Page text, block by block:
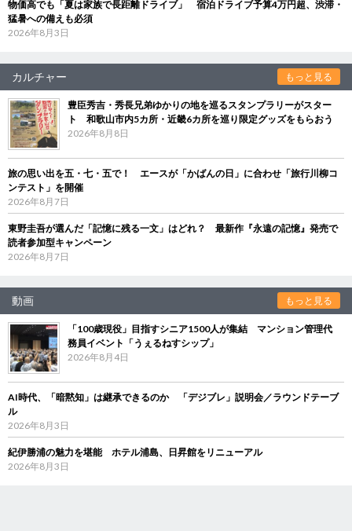
物価高でも「夏は家族で長距離ドライブ」 宿泊ドライブ予算4万円超、渋滞・
猛暑への備えも必須
2026年8月3日
カルチャー もっと見る
豊臣秀吉・秀長兄弟ゆかりの地を巡るスタンプラリーがスター
ト 和歌山市内5カ所・近畿6カ所を巡り限定グッズをもらおう
2026年8月8日
旅の思い出を五・七・五で！ エースが「かばんの日」に合わせ「旅行川柳コ
ンテスト」を開催
2026年8月7日
東野圭吾が選んだ「記憶に残る一文」はどれ？ 最新作『永遠の記憶』発売で
読者参加型キャンペーン
2026年8月7日
動画 もっと見る
「100歳現役」目指すシニア1500人が集結 マンション管理代
務員イベント「うぇるねすシップ」
2026年8月4日
AI時代、「暗黙知」は継承できるのか 「デジブレ」説明会／ラウンドテーブ
ル
2026年8月3日
紀伊勝浦の魅力を堪能 ホテル浦島、日昇館をリニューアル
2026年8月3日